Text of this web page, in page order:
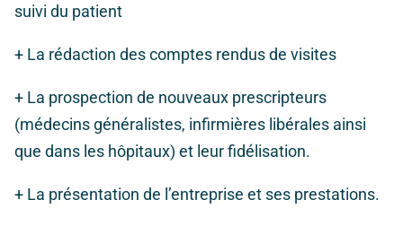
suivi du patient
+ La rédaction des comptes rendus de visites
+ La prospection de nouveaux prescripteurs
(médecins généralistes, infirmières libérales ainsi
que dans les hôpitaux) et leur fidélisation.
+ La présentation de l’entreprise et ses prestations.